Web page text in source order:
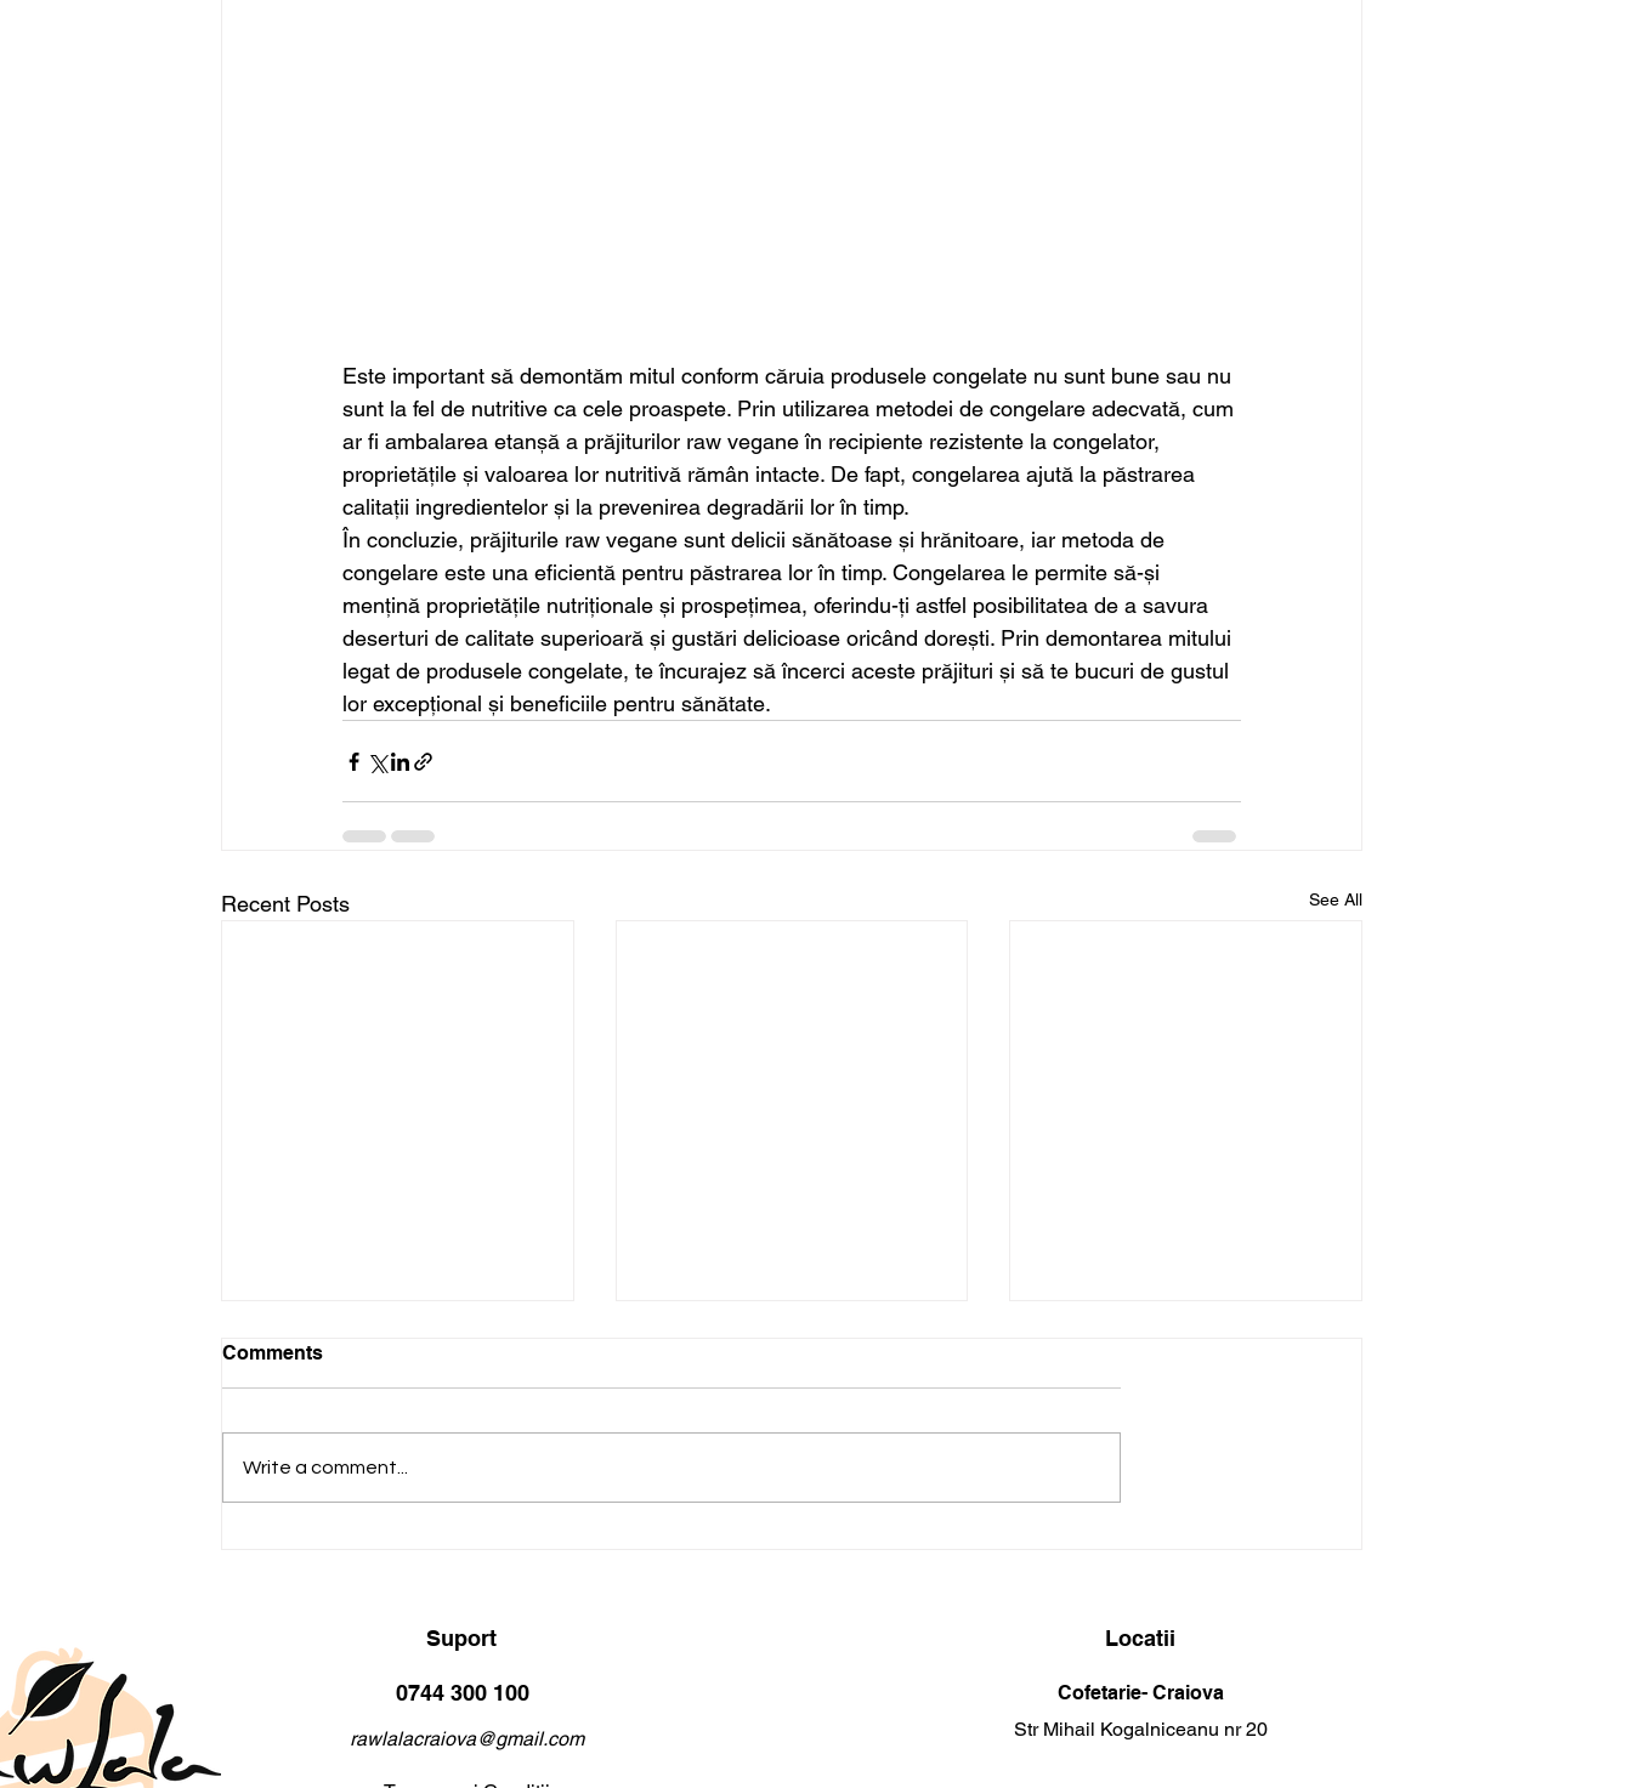
Este important să demontăm mitul conform căruia produsele congelate nu sunt bune sau nu
sunt la fel de nutritive ca cele proaspete. Prin utilizarea metodei de congelare adecvată, cum
ar fi ambalarea etanșă a prăjiturilor raw vegane în recipiente rezistente la congelator,
proprietățile și valoarea lor nutritivă rămân intacte. De fapt, congelarea ajută la păstrarea
calitații ingredientelor și la prevenirea degradării lor în timp.
În concluzie, prăjiturile raw vegane sunt delicii sănătoase și hrănitoare, iar metoda de
congelare este una eficientă pentru păstrarea lor în timp. Congelarea le permite să-și
mențină proprietățile nutriționale și prospețimea, oferindu-ți astfel posibilitatea de a savura
deserturi de calitate superioară și gustări delicioase oricând dorești. Prin demontarea mitului
legat de produsele congelate, te încurajez să încerci aceste prăjituri și să te bucuri de gustul
lor excepțional și beneficiile pentru sănătate.
Recent Posts See All
Comments
Write a comment...
Suport
0744 300 100
rawlalacraiova@gmail.com
Locatii
Cofetarie- Craiova
Str Mihail Kogalniceanu nr 20